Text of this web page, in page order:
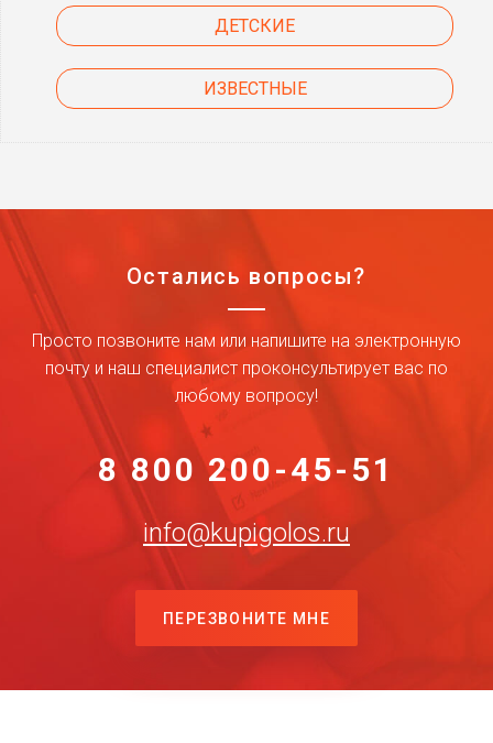
ДЕТСКИЕ
ИЗВЕСТНЫЕ
Остались вопросы?
Просто позвоните нам или напишите на электронную
почту и наш специалист проконсультирует вас по
любому вопросу!
8 800 200-45-51
info@kupigolos.ru
ПЕРЕЗВОНИТЕ МНЕ